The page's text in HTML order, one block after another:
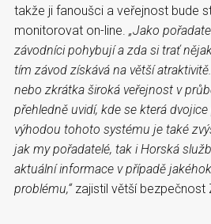
takže ji fanoušci a veřejnost bude
monitorovat on-line. „Jako
závodníci pohybují a zda si trať
tím závod získává na větší
nebo zkrátka široká veřejnost v
přehledně uvidí, kde se která
výhodou tohoto systému je také
jak my pořadatelé, tak i Horská
aktuální informace v případě
problému,“zajistil větší bezpečnost